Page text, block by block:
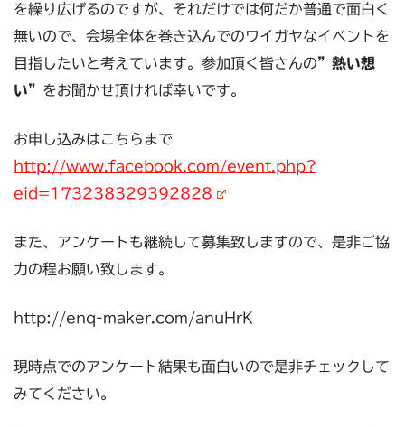
を繰り広げるのですが、それだけでは何だか普通で面白く
無いので、会場全体を巻き込んでのワイガヤなイベントを
目指したいと考えています。参加頂く皆さんの”熱い想
い” をお聞かせ頂ければ幸いです。
お申し込みはこちらまで
http://www.facebook.com/event.php?
eid=173238329392828
また、アンケートも継続して募集致しますので、是非ご協
力の程お願い致します。
http://enq-maker.com/anuHrK
現時点でのアンケート結果も面白いので是非チェックして
みてください。